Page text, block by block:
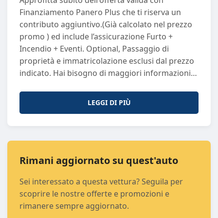
Km : 10
Normativa Ecologica: euro0
Porte: 4
Sedili : 3
Passo: 3357
Potenza (CV) : 147
Potenza (KW): 108
Proprietari Precedenti: 0
Finanziamento Panero Plus che ti riserva un
contributo aggiuntivo.(Già calcolato nel prezzo
promo ) ed include l’assicurazione Furto +
Incendio + Eventi. Optional, Passaggio di
proprietà e immatricolazione esclusi dal prezzo
indicato. Hai bisogno di maggiori informazioni?
scriverci su WhatsApp al numero +39 011 297
6269. I nostri consulenti saranno lieti di
di qualità e sicurezza. Selezioniamo
controlli rigorosi di qualità, garantendo
efficienza e affidabilità. Il nostro obiettivo è
offrirti un'esperienza d'acquisto di prim’ordine.
LEGGI DI PIÙ
Rimani aggiornato su quest'auto
Sei interessato a questa vettura? Seguila per
scoprire le nostre offerte e promozioni e
rimanere sempre aggiornato.